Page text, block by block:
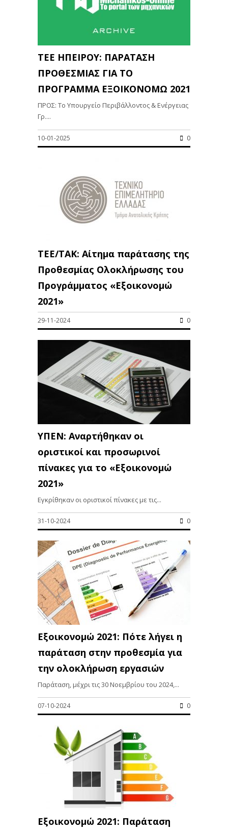
ΤΕΕ ΗΠΕΙΡΟΥ: ΠΑΡΑΤΑΣΗ
ΠΡΟΘΕΣΜΙΑΣ ΓΙΑ ΤΟ
ΠΡΟΓΡΑΜΜΑ ΕΞΟΙΚΟΝΟΜΩ 2021
ΠΡΟΣ: Το Υπουργείο Περιβάλλοντος & Ενέργειας
Γρ....
10-01-2025 0
ΤΕΕ/ΤΑΚ: Αίτημα παράτασης της
Προθεσμίας Ολοκλήρωσης του
Προγράμματος «Εξοικονομώ
2021»
29-11-2024 0
ΥΠΕΝ: Αναρτήθηκαν οι
οριστικοί και προσωρινοί
πίνακες για το «Εξοικονομώ
2021»
Εγκρίθηκαν οι οριστικοί πίνακες με τις...
31-10-2024 0
Εξοικονομώ 2021: Πότε λήγει η
παράταση στην προθεσμία για
την ολοκλήρωση εργασιών
Παράταση, μέχρι τις 30 Νοεμβρίου του 2024,...
07-10-2024 0
Εξοικονομώ 2021: Παράταση